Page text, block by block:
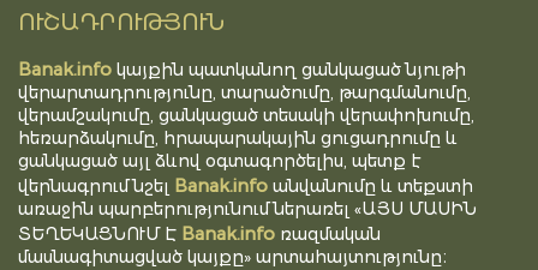
ՈՒՇԱԴՐՈՒԹՅՈՒՆ
Banak.info կայքին պատկանող ցանկացած նյութի
վերարտադրությունը, տարածումը, թարգմանումը,
վերամշակումը, ցանկացած տեսակի վերափոխումը,
հեռարձակումը, հրապարակային ցուցադրումը և
ցանկացած այլ ձևով օգտագործելիս, պետք է
վերնագրում նշել Banak.info անվանումը և տեքստի
առաջին պարբերությունում ներառել «ԱՅՍ ՄԱՍԻՆ
ՏԵՂԵԿԱՑՆՈՒՄ Է Banak.info ռազմական
մասնագիտացված կայքը» արտահայտությունը։